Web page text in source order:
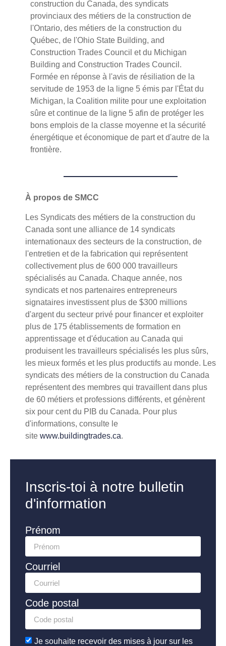
construction du Canada, des syndicats
provinciaux des métiers de la construction de
l'Ontario, des métiers de la construction du
Québec, de l'Ohio State Building, and
Construction Trades Council et du Michigan
Building and Construction Trades Council.
Formée en réponse à l'avis de résiliation de la
servitude de 1953 de la ligne 5 émis par l'État du
Michigan, la Coalition milite pour une exploitation
sûre et continue de la ligne 5 afin de protéger les
bons emplois de la classe moyenne et la sécurité
énergétique et économique de part et d'autre de la
frontière.
À propos de SMCC
Les Syndicats des métiers de la construction du
Canada sont une alliance de 14 syndicats
internationaux des secteurs de la construction, de
l'entretien et de la fabrication qui représentent
collectivement plus de 600 000 travailleurs
spécialisés au Canada. Chaque année, nos
syndicats et nos partenaires entrepreneurs
signataires investissent plus de $300 millions
d'argent du secteur privé pour financer et exploiter
plus de 175 établissements de formation en
apprentissage et d'éducation au Canada qui
produisent les travailleurs spécialisés les plus sûrs,
les mieux formés et les plus productifs au monde. Les
syndicats des métiers de la construction du Canada
représentent des membres qui travaillent dans plus
de 60 métiers et professions différents, et génèrent
six pour cent du PIB du Canada. Pour plus
d'informations, consulte le
site www.buildingtrades.ca.
Inscris-toi à notre bulletin
d'information
Prénom
Courriel
Code postal
Je souhaite recevoir des mises à jour sur les